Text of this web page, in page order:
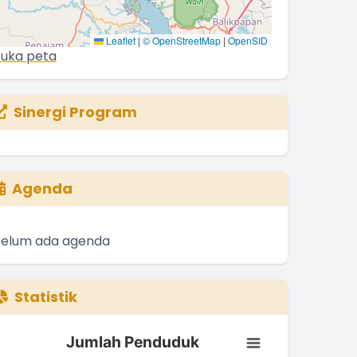
Leaflet | © OpenStreetMap |OpenSID
peta
Sinergi Program
Agenda
ada agenda
Statistik
Penduduk
Jumlah Penduduk